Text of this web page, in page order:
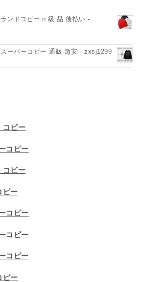
ンドコピー n 級 品 後払い -
ーパーコピー 通販 激安 - zxsj1299
コピー
コピー
コピー
ピー
コピー
コピー
コピー
ピー